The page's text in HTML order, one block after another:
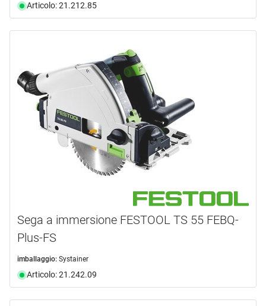
Articolo: 21.212.85
Sega a immersione FESTOOL TS 55 FEBQ-
Plus-FS
imballaggio: Systainer
Articolo: 21.242.09